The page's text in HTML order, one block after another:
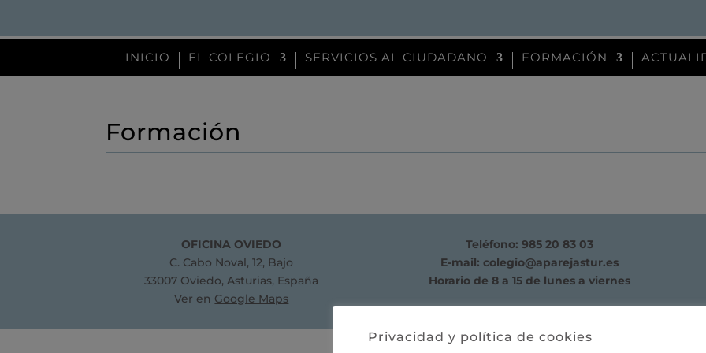
INICIO EL COLEGIO SERVICIOS AL CIUDADANO FORMACIÓN
Formación
OFICINA OVIEDO
C. Cabo Noval, 12, Bajo
33007 Oviedo, Asturias, España
Ver en Google Maps
Teléfono: 985 20 83 03
E-mail: colegio@aparejastur.es
Horario de 8 a 15 de lunes a viernes
Privacidad y política de cookies